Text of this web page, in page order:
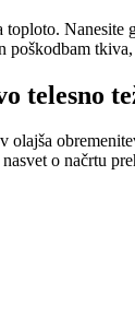
toploto.
poškodbam
telesno
o načrtu